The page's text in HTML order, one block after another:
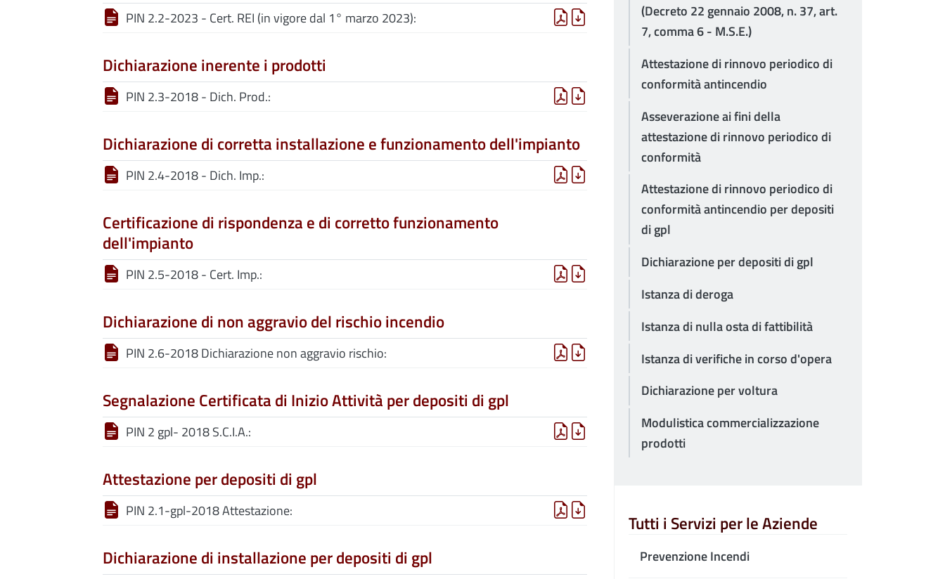
PIN 2.2-2023 - Cert. REI (in vigore dal 1° marzo 2023):
Dichiarazione inerente i prodotti
PIN 2.3-2018 - Dich. Prod.:
Dichiarazione di corretta installazione e funzionamento dell'impianto
PIN 2.4-2018 - Dich. Imp.:
Certificazione di rispondenza e di corretto funzionamento
dell'impianto
PIN 2.5-2018 - Cert. Imp.:
Dichiarazione di non aggravio del rischio incendio
PIN 2.6-2018 Dichiarazione non aggravio rischio:
Segnalazione Certificata di Inizio Attività per depositi di gpl
PIN 2 gpl- 2018 S.C.I.A.:
Attestazione per depositi di gpl
PIN 2.1-gpl-2018 Attestazione:
Dichiarazione di installazione per depositi di gpl
(Decreto 22 gennaio 2008, n. 37, art.
7, comma 6 - M.S.E.)
Attestazione di rinnovo periodico di
conformità antincendio
Asseverazione ai fini della
attestazione di rinnovo periodico di
conformità
Attestazione di rinnovo periodico di
conformità antincendio per depositi
di gpl
Dichiarazione per depositi di gpl
Istanza di deroga
Istanza di nulla osta di fattibilità
Istanza di verifiche in corso d'opera
Dichiarazione per voltura
Modulistica commercializzazione
prodotti
Tutti i Servizi per le Aziende
Prevenzione Incendi